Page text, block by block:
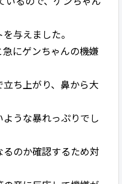
与えました。
にゲンちゃんの機嫌
ち上がり、鼻から大
うな暴れっぷりでし
のか確認するため対